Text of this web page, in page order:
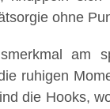
ohne
am
ruhigen
die Hooks,